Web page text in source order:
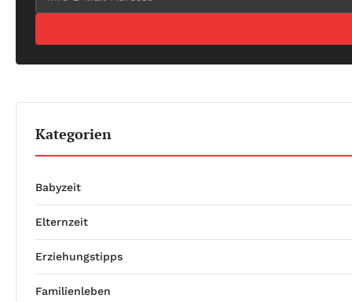
Kategorien
Babyzeit
Elternzeit
Erziehungstipps
Familienleben